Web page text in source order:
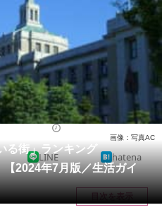
ニュース
クイズ
地域
教育・育児
リサーチ
る街」ランキング
2024年7月版／生活ガイ
画像：写真AC
LINE hatena
目次を表示